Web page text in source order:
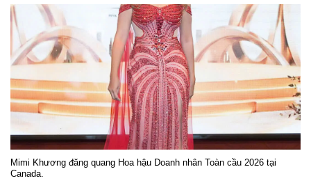
Mimi Khương đăng quang Hoa hậu Doanh nhân Toàn cầu 2026 tại
Canada.